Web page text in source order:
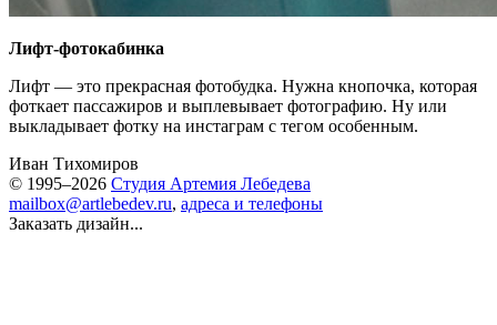
Лифт-фотокабинка
Лифт — это прекрасная фотобудка. Нужна кнопочка, которая
фоткает пассажиров и выплевывает фотографию. Ну или
выкладывает фотку на инстаграм с тегом особенным.
Иван Тихомиров
© 1995–2026 Студия Артемия Лебедева
mailbox@artlebedev.ru, адреса и телефоны
Заказать дизайн...